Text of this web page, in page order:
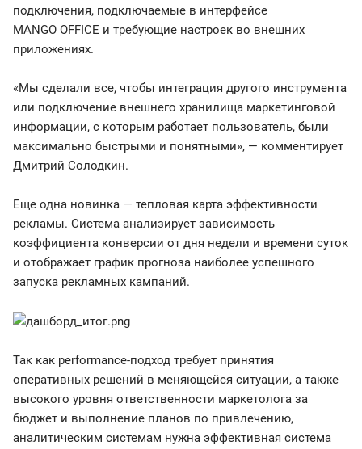
подключения, подключаемые в интерфейсе
MANGO OFFICE и требующие настроек во внешних
приложениях.
«Мы сделали все, чтобы интеграция другого инструмента
или подключение внешнего хранилища маркетинговой
информации, с которым работает пользователь, были
максимально быстрыми и понятными», — комментирует
Дмитрий Солодкин.
Еще одна новинка — тепловая карта эффективности
рекламы. Система анализирует зависимость
коэффициента конверсии от дня недели и времени суток
и отображает график прогноза наиболее успешного
запуска рекламных кампаний.
Так как performance-подход требует принятия
оперативных решений в меняющейся ситуации, а также
высокого уровня ответственности маркетолога за
бюджет и выполнение планов по привлечению,
аналитическим системам нужна эффективная система